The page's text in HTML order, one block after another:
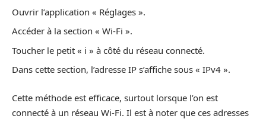
Ouvrir l’application « Réglages ».
Accéder à la section « Wi-Fi ».
Toucher le petit « i » à côté du réseau connecté.
Dans cette section, l’adresse IP s’affiche sous « IPv4 ».
Cette méthode est efficace, surtout lorsque l’on est
connecté à un réseau Wi-Fi. Il est à noter que ces adresses